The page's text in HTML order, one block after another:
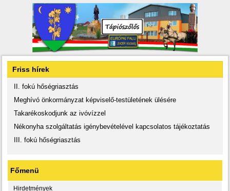
Friss hírek
II. fokú hőségriasztás
Meghívó önkormányzat képviselő-testületének ülésére
Takarékoskodjunk az ivóvízzel
Nékonyha szolgáltatás igénybevételével kapcsolatos tájékoztatás
III. fokú hőségriasztás
Főmenü
Hirdetmények